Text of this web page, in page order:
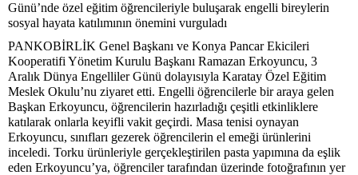
Günü’nde özel eğitim öğrencileriyle buluşarak engelli bireylerin
sosyal hayata katılımının önemini vurguladı
PANKOBİRLİK Genel Başkanı ve Konya Pancar Ekicileri
Kooperatifi Yönetim Kurulu Başkanı Ramazan Erkoyuncu, 3
Aralık Dünya Engelliler Günü dolayısıyla Karatay Özel Eğitim
Meslek Okulu’nu ziyaret etti. Engelli öğrencilerle bir araya gelen
Başkan Erkoyuncu, öğrencilerin hazırladığı çeşitli etkinliklere
katılarak onlarla keyifli vakit geçirdi. Masa tenisi oynayan
Erkoyuncu, sınıfları gezerek öğrencilerin el emeği ürünlerini
inceledi. Torku ürünleriyle gerçekleştirilen pasta yapımına da eşlik
eden Erkoyuncu’ya, öğrenciler tarafından üzerinde fotoğrafının yer